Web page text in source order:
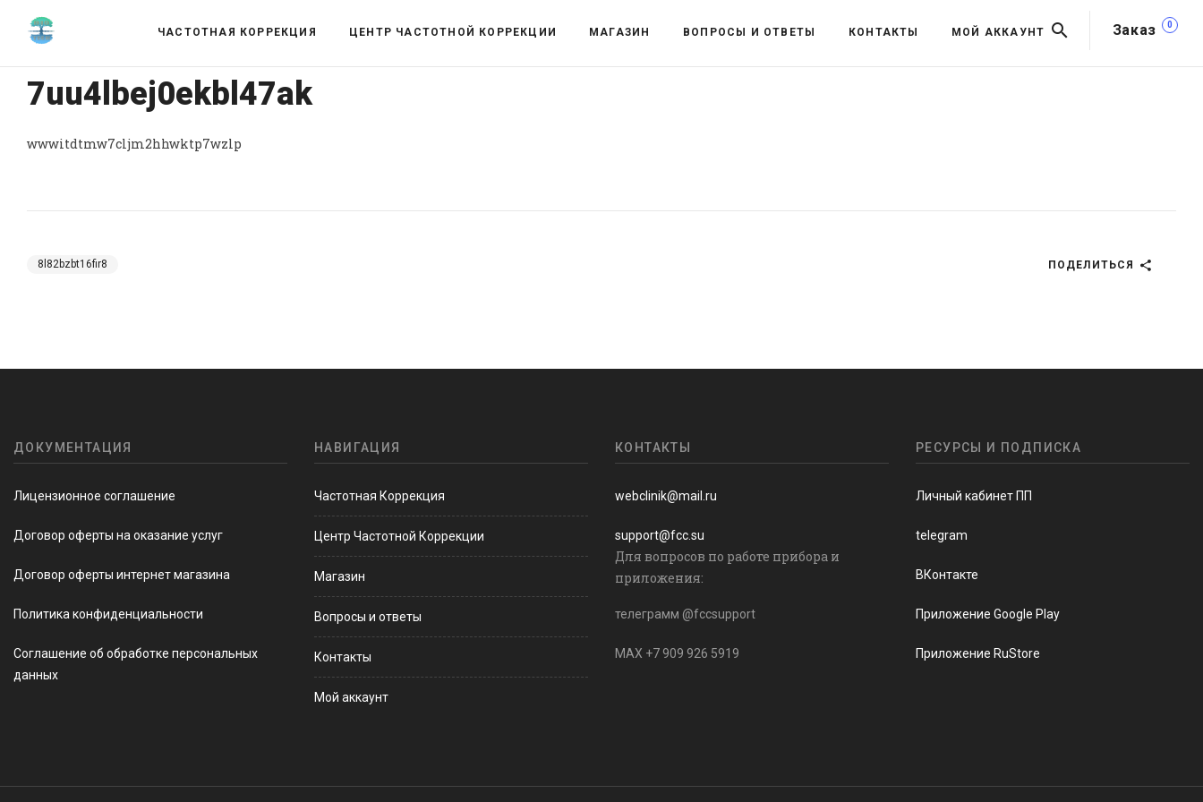
Заказ 0
ЧАСТОТНАЯ КОРРЕКЦИЯ ЦЕНТР ЧАСТОТНОЙ КОРРЕКЦИИ МАГАЗИН ВОПРОСЫ И ОТВЕТЫ КОНТАКТЫ МОЙ АККАУНТ
7uu4lbej0ekbl47ak
wwwitdtmw7cljm2hhwktp7wzlp
8l82bzbt16fir8 ПОДЕЛИТЬСЯ
ДОКУМЕНТАЦИЯ
Лицензионное соглашение
Договор оферты на оказание услуг
Договор оферты интернет магазина
Политика конфиденциальности
Соглашение об обработке персональных
данных
НАВИГАЦИЯ
Частотная Коррекция
Центр Частотной Коррекции
Магазин
Вопросы и ответы
Контакты
Мой аккаунт
КОНТАКТЫ
webclinik@mail.ru
support@fcc.su
Для вопросов по работе прибора и
приложения:
телеграмм @fccsupport
MAX +7 909 926 5919
РЕСУРСЫ И ПОДПИСКА
Личный кабинет ПП
telegram
ВКонтакте
Приложение Google Play
Приложение RuStore